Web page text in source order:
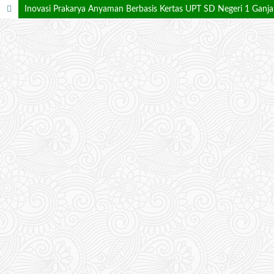
Inovasi Prakarya Anyaman Berbasis Kertas UPT SD Negeri 1